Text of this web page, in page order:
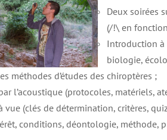
Deux soirées
(/!\ en
Introduction à
biologie,
méthodes d’études des chiroptères ;
l’acoustique (protocoles, matériels,
vue (clés de détermination, critères,
conditions, déontologie, méthode,